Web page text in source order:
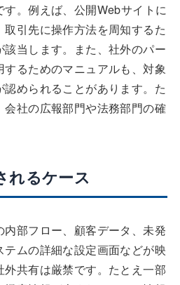
す。例えば、公開Webサイトに
引先に操作方法を周知するた
当します。また、社外のパー
するためのマニュアルも、対象
められることがあります。た
社の広報部門や法務部門の確
れるケース
部フロー、顧客データ、未発
ムの詳細な設定画面などが映
外共有は厳禁です。たとえ一部